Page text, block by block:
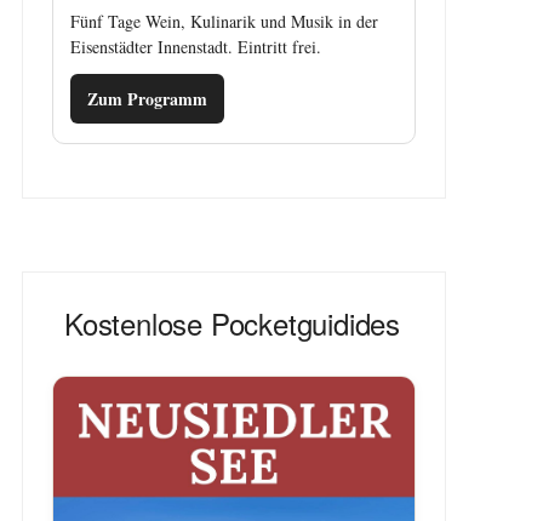
Fünf Tage Wein, Kulinarik und Musik in der
Eisenstädter Innenstadt. Eintritt frei.
Zum Programm
Kostenlose Pocketguidides